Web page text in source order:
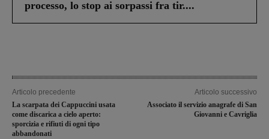
processo, lo stop ai sorpassi fra tir....
Articolo precedente
La scarpata dei Cappuccini usata
come discarica a cielo aperto:
sporcizia e rifiuti di ogni tipo
abbandonati
Articolo successivo
Associato il servizio anagrafe di San
Giovanni e Cavriglia